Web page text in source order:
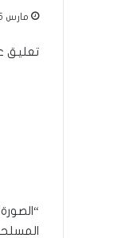
مارس 5, 2026
تعليق